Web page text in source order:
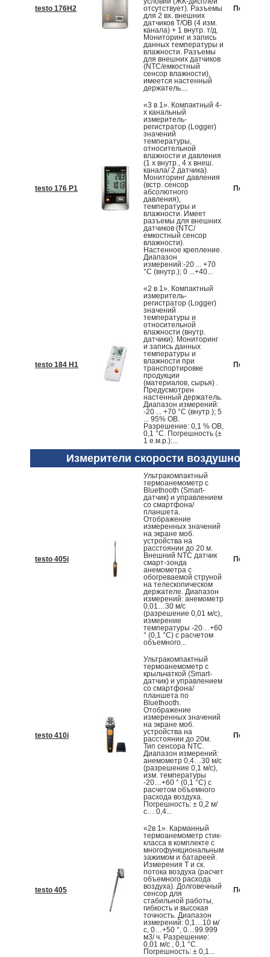
testo 176H2
отсутствует). Разъемы
для 2 вх. внешних
датчиков T/ОВ (4 изм.
канала) + 1 внутр. т/д.
Мониторинг и запись
данных температуры и
влажности. Разъемы
для внешних датчиков
(NTC/емкостный
сенсор влажности),
имеется настенный
держатель....
По
testo 176 P1
«3 в 1». Компактный 4-
х канальный
измеритель-
регистратор (Logger)
значений
температуры,
относительной
влажности и давления
(1 х внутр., 4 х внеш.
канала/ 2 датчика).
Мониторинг давления
(встр. сенсор
абсолютного
давления),
температуры и
влажности. Имеет
разъемы для внешних
датчиков (NTC/
емкостный сенсор
влажности).
Настенное крепление.
Диапазон
измерений:-20 ... +70
°С (внутр.); 0 ...+40...
По
testo 184 H1
«2 в 1». Компактный
измеритель-
регистратор (Logger)
значений
температуры и
относительной
влажности (внутр.
датчики). Мониторинг
и запись данных
температуры и
влажности при
транспортировке
продукции
(материалов, сырья) .
Предусмотрен
настенный держатель.
Диапазон измерений:
-20 ... +70 °С (внутр.); 5
... 95% ОВ.
Разрешение: 0,1 % ОВ,
0,1 °С. Погрешность (±
1 е.м.р.):...
По
Измерители скорости воздушного
testo 405i
Ультракомпактный
термоанемометр с
Bluethooth (Smart-
датчик) и управлением
со смартфона/
планшета.
Отображение
измеренных значений
на экране моб.
устройства на
расстоянии до 20 м.
Внешний NTC датчик
смарт-зонда
анемометра с
обогреваемой струной
на телескопическом
держателе. Диапазон
измерений: анемометр
0,01…30 м/с
(разрешение 0,01 м/с),
измерение
температуры -20…+60
° (0,1 °С) с расчетом
объемного...
По
testo 410i
Ультракомпактный
термоанемометр с
крыльчаткой (Smart-
датчик) и управлением
со смартфона/
планшета по
Bluethooth.
Отображение
измеренных значений
на экране моб.
устройства на
расстоянии до 20м.
Тип сенсора NTC.
Диапазон измерений:
анемометр 0,4…30 м/с
(разрешение 0,1 м/с),
изм. температуры
-20…+60 ° (0,1 °С) с
расчетом объемного
расхода воздуха.
Погрешность: ± 0,2 м/
с… 0,4...
По
testo 405
«2в 1». Карманный
термоанемометр стик-
класса в комплекте с
многофункциональным
зажимом и батареей.
Измерения T и ск.
потока воздуха (расчет
объемного расхода
воздуха). Долговечный
сенсор для
стабильной работы,
гибкость и высокая
точность. Диапазон
измерений: 0,1…10 м/
с, 0…+50 °, 0…99.999
м3/ ч. Разрешение:
0,01 м/с , 0,1 °С.
Погрешность: ± 0,1...
По